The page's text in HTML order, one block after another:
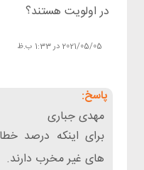
2021/05/05 در 1:33 ب.ظ
در اولویت هستند؟
مهدی جباری
برای اینکه درصد
های غیر مخرب دارند.